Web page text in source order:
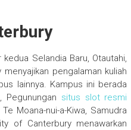
Selandia Baru, Otautahi,
pengalaman kuliah
lainnya. Kampus ini berada
situs slot resmi
Moana-nui-a-Kiwa, Samudra
of Canterbury menawarkan